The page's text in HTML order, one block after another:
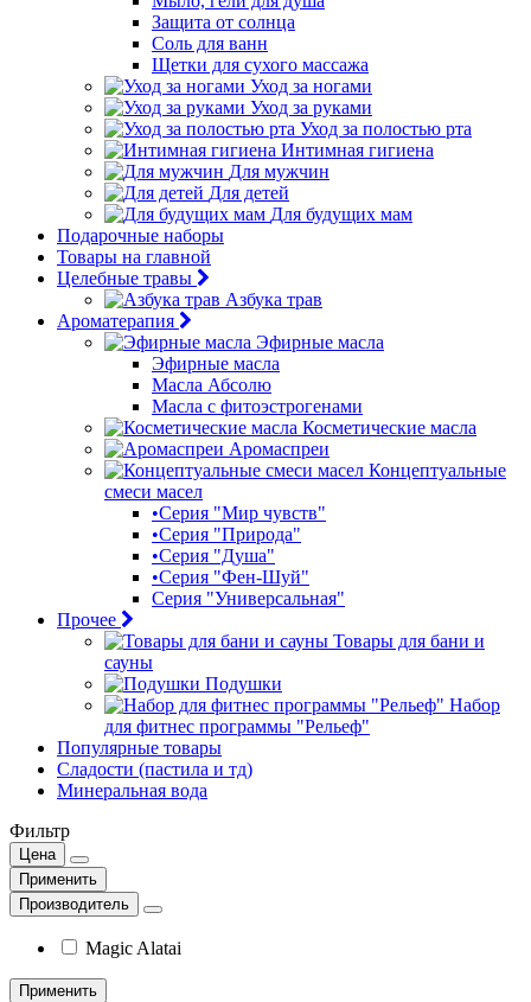
Защита от солнца
Соль для ванн
Щетки для сухого массажа
Уход за ногами
Уход за руками
Уход за полостью рта
Интимная гигиена
Для мужчин
Для детей
Для будущих мам
Подарочные наборы
Товары на главной
Целебные травы
Азбука трав
Ароматерапия
Эфирные масла
Эфирные масла
Масла Абсолю
Масла с фитоэстрогенами
Косметические масла
Аромаспреи
Концептуальные
смеси масел
•Серия "Мир чувств"
•Серия "Природа"
•Серия "Душа"
•Серия "Фен-Шуй"
Серия "Универсальная"
Прочее
Товары для бани и
сауны
Подушки
Набор
для фитнес программы "Рельеф"
Популярные товары
Сладости (пастила и тд)
Минеральная вода
Фильтр
Цена
Применить
Производитель
Magic Alatai
Применить